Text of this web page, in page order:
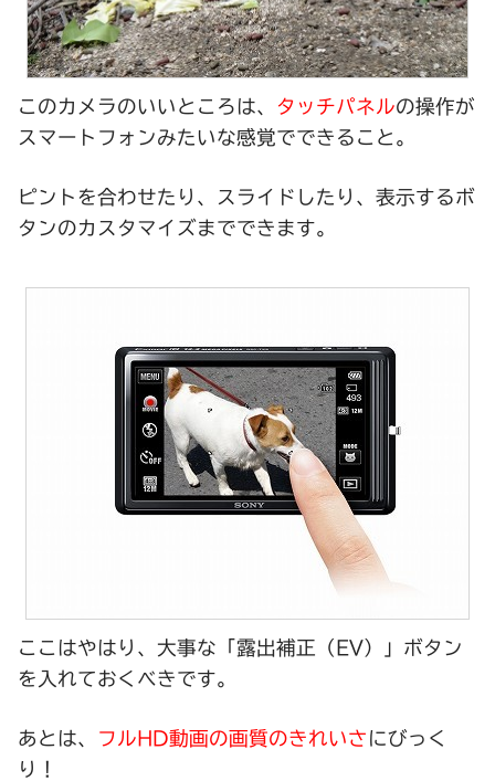
このカメラのいいところは、 タッチパネルの操作が
スマートフォンみたいな感覚でできること。
ピントを合わせたり、スライドしたり、表示するボ
タンのカスタマイズまでできます。
ここはやはり、大事な 「露出補正（EV）」 ボタン
を入れておくべきです。
あとは、 フルHD動画の画質のきれいさ にびっく
り！